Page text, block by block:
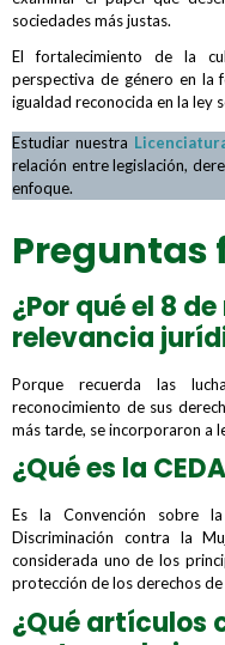
sociedades más justas.
El fortalecimiento de la
perspectiva de género en la
igualdad reconocida en la ley
Estudiar nuestra
relación entre legislación,
enfoque.
Preguntas
¿Por qué el 8
relevancia
Porque recuerda las
reconocimiento de sus
más tarde, se incorporaron a
¿Qué es la
Es la Convención sobre
Discriminación contra la
considerada uno de los
protección de los derechos de
¿Qué artículos